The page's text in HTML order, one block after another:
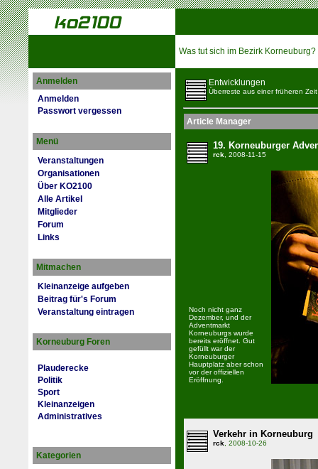
Was tut sich im Bezirk Korneuburg?
Anmelden
Anmelden
Passwort vergessen
Menü
Veranstaltungen
Organisationen
Über KO2100
Alle Artikel
Mitglieder
Forum
Links
Mitmachen
Kleinanzeige aufgeben
Beitrag für's Forum
Veranstaltung eintragen
Korneuburg Foren
Plauderecke
Politik
Sport
Kleinanzeigen
Administratives
Kategorien
Entwicklungen
Überreste aus einer früheren Zeit
Article Manager
19. Korneuburger
rck, 2008-11-15
Noch nicht ganz
Dezember, und der
Adventmarkt
Korneuburgs wurde
bereits eröffnet. Gut
gefüllt war der
Korneuburger
Hauptplatz aber schon
vor der offiziellen
Eröffnung.
Verkehr in Korneuburg
rck, 2008-10-26